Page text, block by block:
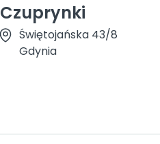
Czuprynki
Świętojańska 43/8
Gdynia